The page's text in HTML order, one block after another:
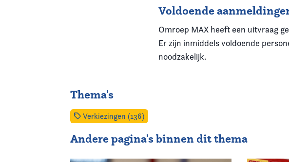
Voldoende
Omroep MAX heeft een uitvraag
Er zijn inmiddels voldoende
noodzakelijk.
Thema's
Verkiezingen (136)
Andere pagina's binnen dit thema